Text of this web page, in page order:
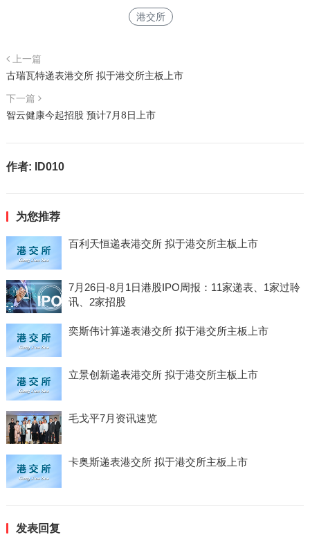
港交所
上一篇
古瑞瓦特递表港交所 拟于港交所主板上市
下一篇
智云健康今起招股 预计7月8日上市
作者: ID010
为您推荐
百利天恒递表港交所 拟于港交所主板上市
7月26日-8月1日港股IPO周报：11家递表、1家过聆
讯、2家招股
奕斯伟计算递表港交所 拟于港交所主板上市
立景创新递表港交所 拟于港交所主板上市
毛戈平7月资讯速览
卡奥斯递表港交所 拟于港交所主板上市
发表回复